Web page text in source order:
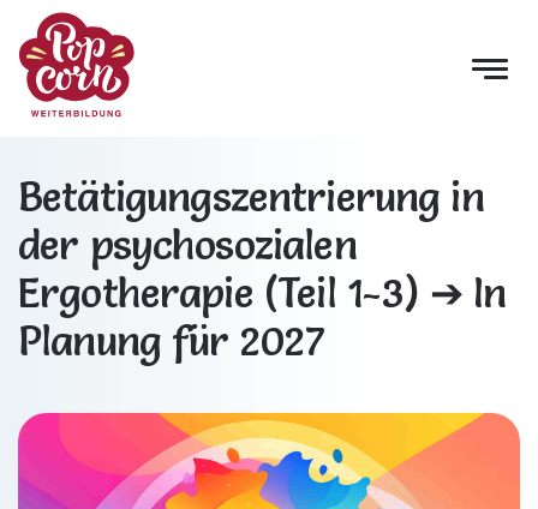
Betätigungszentrierung in
der psychosozialen
Ergotherapie (Teil 1-3) ➔ In
Planung für 2027